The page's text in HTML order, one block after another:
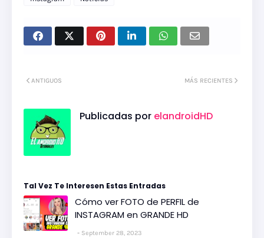
MÁS RECIENTES
ANTIGUOS
Publicadas por elandroidHD
Tal Vez Te Interesen Estas Entradas
Cómo ver FOTO de PERFIL de
INSTAGRAM en GRANDE HD
September 28, 2023